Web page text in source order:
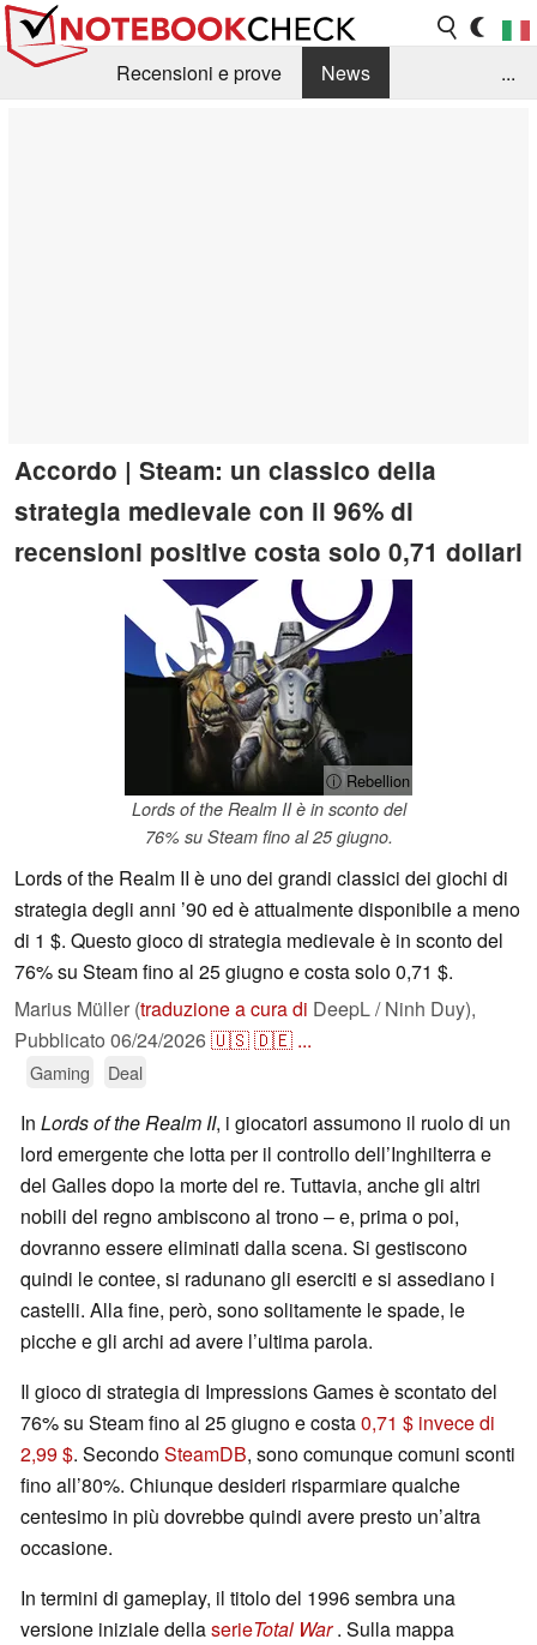
Recensioni e prove
News
...
Accordo | Steam: un classico della
strategia medievale con il 96% di
recensioni positive costa solo 0,71 dollari
ⓘ Rebellion
Lords of the Realm II è in sconto del
76% su Steam fino al 25 giugno.
Lords of the Realm II è uno dei grandi classici dei giochi di
strategia degli anni ’90 ed è attualmente disponibile a meno
di 1 $. Questo gioco di strategia medievale è in sconto del
76% su Steam fino al 25 giugno e costa solo 0,71 $.
Marius Müller (traduzione a cura di DeepL / Ninh Duy),
Pubblicato 06/24/2026🇺🇸🇩🇪 ...
Gaming Deal
In Lords of the Realm II, i giocatori assumono il ruolo di un
lord emergente che lotta per il controllo dell’Inghilterra e
del Galles dopo la morte del re. Tuttavia, anche gli altri
nobili del regno ambiscono al trono – e, prima o poi,
dovranno essere eliminati dalla scena. Si gestiscono
quindi le contee, si radunano gli eserciti e si assediano i
castelli. Alla fine, però, sono solitamente le spade, le
picche e gli archi ad avere l’ultima parola.
Il gioco di strategia di Impressions Games è scontato del
76% su Steam fino al 25 giugno e costa0,71 $ invece di
2,99 $. SecondoSteamDB, sono comunque comuni sconti
fino all’80%. Chiunque desideri risparmiare qualche
centesimo in più dovrebbe quindi avere presto un’altra
occasione.
In termini di gameplay, il titolo del 1996 sembra una
versione iniziale dellaserieTotal War. Sulla mappa